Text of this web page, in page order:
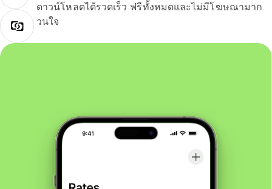
ดาวน์โหลดได้รวดเร็ว ฟรีทั้งหมดและไม่มีโฆษณามาก
วนใจ